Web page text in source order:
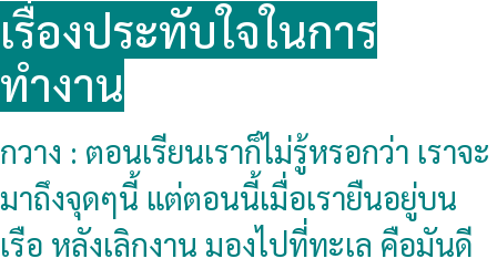
เรื่องประทับใจในการ
ทำงาน
กวาง : ตอนเรียนเราก็ไม่รู้หรอกว่า เราจะ
มาถึงจุดๆนี้ แต่ตอนนี้เมื่อเรายืนอยู่บน
เรือ หลังเลิกงาน มองไปที่ทะเล คือมันดี